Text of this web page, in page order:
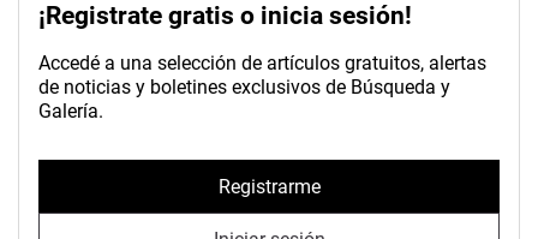
¡Registrate gratis o inicia sesión!
Accedé a una selección de artículos gratuitos, alertas
de noticias y boletines exclusivos de Búsqueda y
Galería.
Registrarme